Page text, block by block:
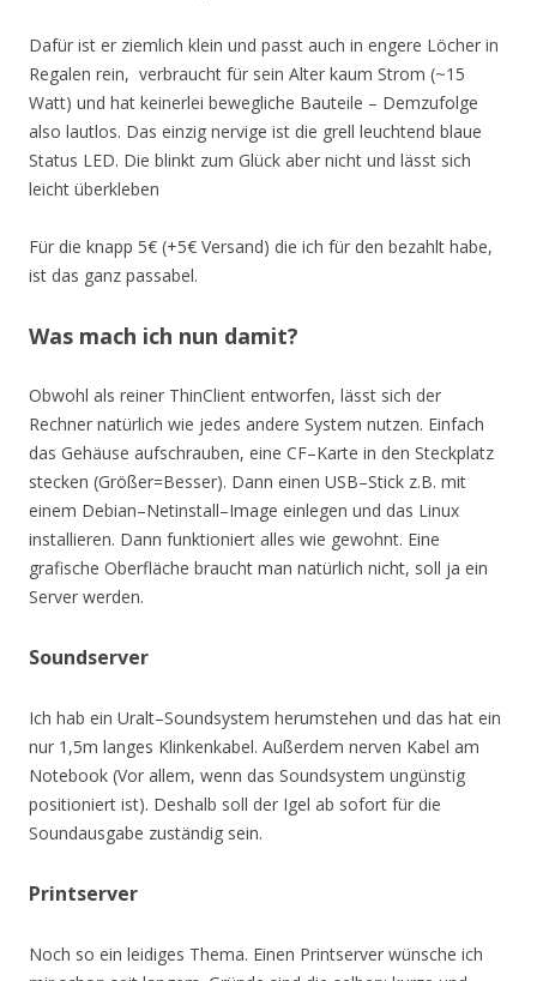
Dafür ist er ziemlich klein und passt auch in engere Löcher in
Regalen rein, verbraucht für sein Alter kaum Strom (~15
Watt) und hat keinerlei bewegliche Bauteile – Demzufolge
also lautlos. Das einzig nervige ist die grell leuchtend blaue
Status LED. Die blinkt zum Glück aber nicht und lässt sich
leicht überkleben
Für die knapp 5€ (+5€ Versand) die ich für den bezahlt habe,
ist das ganz passabel.
Was mach ich nun damit?
Obwohl als reiner ThinClient entworfen, lässt sich der
Rechner natürlich wie jedes andere System nutzen. Einfach
das Gehäuse aufschrauben, eine CF–Karte in den Steckplatz
stecken (Größer=Besser). Dann einen USB–Stick z.B. mit
einem Debian–Netinstall–Image einlegen und das Linux
installieren. Dann funktioniert alles wie gewohnt. Eine
grafische Oberfläche braucht man natürlich nicht, soll ja ein
Server werden.
Soundserver
Ich hab ein Uralt–Soundsystem herumstehen und das hat ein
nur 1,5m langes Klinkenkabel. Außerdem nerven Kabel am
Notebook (Vor allem, wenn das Soundsystem ungünstig
positioniert ist). Deshalb soll der Igel ab sofort für die
Soundausgabe zuständig sein.
Printserver
Noch so ein leidiges Thema. Einen Printserver wünsche ich